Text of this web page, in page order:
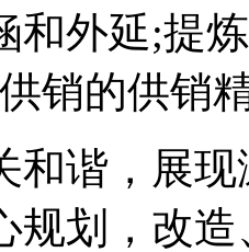
和外延;提
销的供销
谐，展现
规划，改